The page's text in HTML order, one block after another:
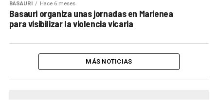
BASAURI Hace 6 meses
Basauri organiza unas jornadas en Marienea
para visibilizar la violencia vicaria
MÁS NOTICIAS